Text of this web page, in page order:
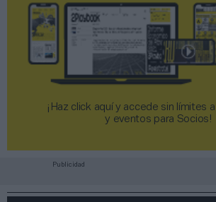
¡Haz click aquí y accede sin límites
y eventos para Socios!​​​​​​​
Publicidad